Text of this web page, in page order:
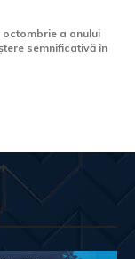
a anului
semnificativă în